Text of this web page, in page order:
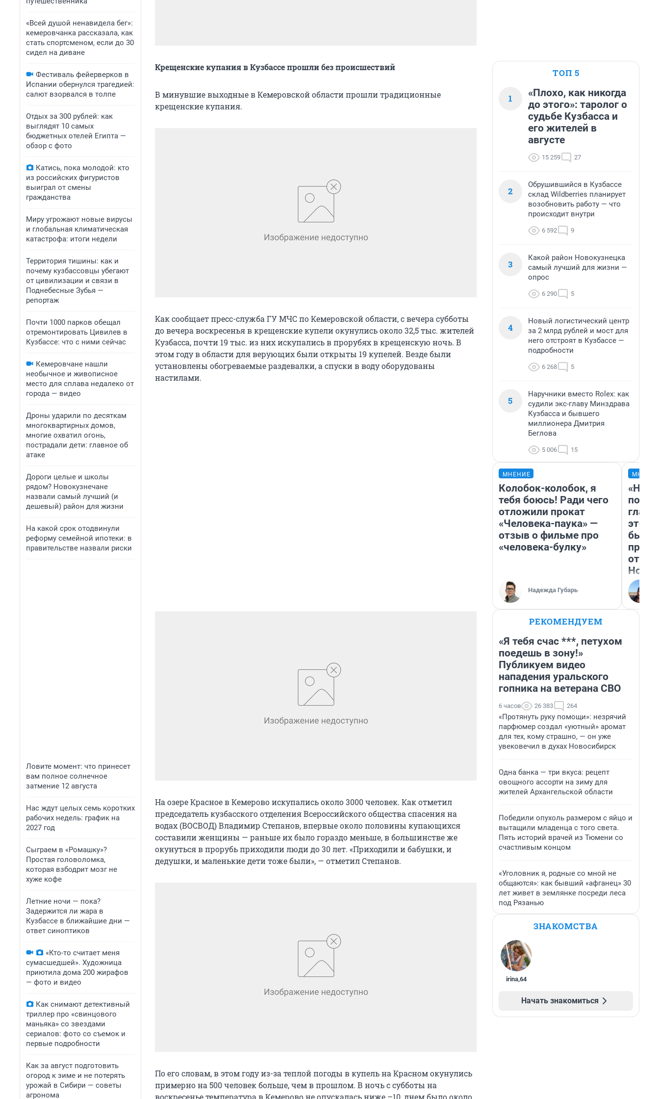
«Всей душой ненавидела бег»:
кемеровчанка рассказала, как
стать спортсменом, если до 30
сидел на диване
Фестиваль фейерверков в
Испании обернулся трагедией:
салют взорвался в толпе
Отдых за 300 рублей: как
выглядят 10 самых
бюджетных отелей Египта —
обзор с фото
Катись, пока молодой: кто
из российских фигуристов
выиграл от смены
гражданства
Миру угрожают новые вирусы
и глобальная климатическая
катастрофа: итоги недели
Территория тишины: как и
почему кузбассовцы убегают
от цивилизации и связи в
Поднебесные Зубья —
репортаж
Почти 1000 парков обещал
отремонтировать Цивилев в
Кузбассе: что с ними сейчас
Кемеровчане нашли
необычное и живописное
место для сплава недалеко от
города — видео
Дроны ударили по десяткам
многоквартирных домов,
многие охватил огонь,
пострадали дети: главное об
атаке
Дороги целые и школы
рядом? Новокузнечане
назвали самый лучший (и
дешевый) район для жизни
На какой срок отодвинули
реформу семейной ипотеки: в
правительстве назвали риски
Ловите момент: что принесет
вам полное солнечное
затмение 12 августа
Нас ждут целых семь коротких
рабочих недель: график на
2027 год
Сыграем в «Ромашку»?
Простая головоломка,
которая взбодрит мозг не
хуже кофе
Летние ночи — пока?
Задержится ли жара в
Кузбассе в ближайшие дни —
ответ синоптиков
«Кто-то считает меня
сумасшедшей». Художница
приютила дома 200 жирафов
— фото и видео
Как снимают детективный
триллер про «свинцового
маньяка» со звездами
сериалов: фото со съемок и
первые подробности
Как за август подготовить
огород к зиме и не потерять
урожай в Сибири — советы
агронома
Крещенские купания в Кузбассе прошли без происшествий
В минувшие выходные в Кемеровской области прошли традиционные
крещенские купания.
Как сообщает пресс-служба ГУ МЧС по Кемеровской области, с вечера субботы
до вечера воскресенья в крещенские купели окунулись около 32,5 тыс. жителей
Кузбасса, почти 19 тыс. из них искупались в прорубях в крещенскую ночь. В
этом году в области для верующих были открыты 19 купелей. Везде были
установлены обогреваемые раздевалки, а спуски в воду оборудованы
настилами.
На озере Красное в Кемерово искупались около 3000 человек. Как отметил
председатель кузбасского отделения Всероссийского общества спасения на
водах (ВОСВОД) Владимир Степанов, впервые около половины купающихся
составили женщины — раньше их было гораздо меньше, в большинстве же
окунуться в прорубь приходили люди до 30 лет. «Приходили и бабушки, и
дедушки, и маленькие дети тоже были», — отметил Степанов.
По его словам, в этом году из-за теплой погоды в купель на Красном окунулись
примерно на 500 человек больше, чем в прошлом. В ночь с субботы на
воскресенье температура в Кемерово не опускалась ниже –10, днем было около
ТОП 5
1
«Плохо, как никогда
до этого»: таролог о
судьбе Кузбасса и
его жителей в
августе
15 259 27
2
Обрушившийся в Кузбассе
склад Wildberries планирует
возобновить работу — что
происходит внутри
6 592 9
3
Какой район Новокузнецка
самый лучший для жизни —
опрос
6 290 5
4
Новый логистический центр
за 2 млрд рублей и мост для
него отстроят в Кузбассе —
подробности
6 268 5
5
Наручники вместо Rolex: как
судили экс-главу Минздрава
Кузбасса и бывшего
миллионера Дмитрия
Беглова
5 006 15
МНЕНИЕ
Колобок-колобок, я
тебя боюсь! Ради чего
отложили прокат
«Человека-паука» —
отзыв о фильме про
«человека-булку»
Надежда Губарь
этого
бьет
РЕКОМЕНДУЕМ
«Я тебя счас ***, петухом
поедешь в зону!»
Публикуем видео
нападения уральского
гопника на ветерана СВО
6 часов 26 383 264
«Протянуть руку помощи»: незрячий
парфюмер создал «уютный» аромат
для тех, кому страшно, — он уже
увековечил в духах Новосибирск
Одна банка — три вкуса: рецепт
овощного ассорти на зиму для
жителей Архангельской области
Победили опухоль размером с яйцо и
вытащили младенца с того света.
Пять историй врачей из Тюмени со
счастливым концом
«Уголовник я, родные со мной не
общаются»: как бывший «афганец» 30
лет живет в землянке посреди леса
под Рязанью
ЗНАКОМСТВА
irina,64
Начать знакомиться